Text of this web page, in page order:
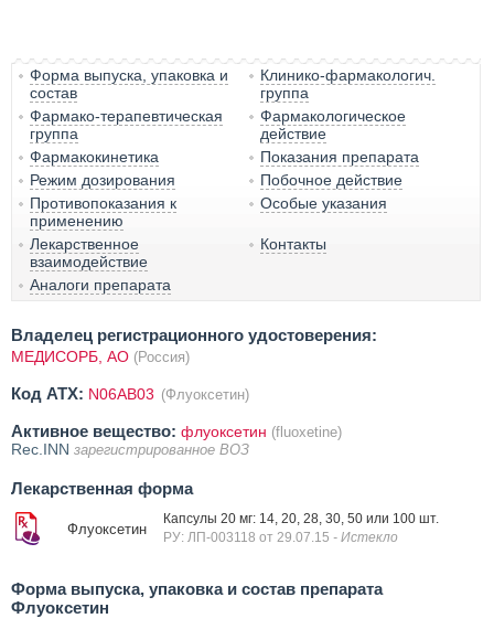
Форма выпуска, упаковка и
состав
Клинико-фармакологич.
группа
Фармако-терапевтическая
группа
Фармакологическое
действие
Фармакокинетика
Показания препарата
Режим дозирования
Побочное действие
Противопоказания к
применению
Особые указания
Лекарственное
взаимодействие
Контакты
Аналоги препарата
Владелец регистрационного удостоверения:
МЕДИСОРБ, АО (Россия)
Код ATX: N06AB03 (Флуоксетин)
Активное вещество: флуоксетин (fluoxetine)
Rec.INN зарегистрированное ВОЗ
Лекарственная форма
Флуоксетин
Капсулы 20 мг: 14, 20, 28, 30, 50 или 100 шт.
РУ: ЛП-003118 от 29.07.15 - Истекло
Форма выпуска, упаковка и состав препарата
Флуоксетин